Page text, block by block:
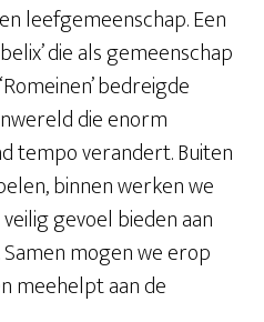
leefgemeenschap. Een
die als gemeenschap
bedreigde
die enorm
tempo verandert. Buiten
binnen werken we
gevoel bieden aan
mogen we erop
meehelpt aan de